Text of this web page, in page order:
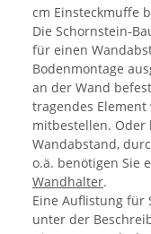
cm Einsteckmuffe
Die Schornstein-
für einen
Bodenmontage
an der Wand
tragendes Element
mitbestellen. Oder
Wandabstand,
o.ä. benötigen Sie
Wandhalter.
Eine Auflistung für
unter der